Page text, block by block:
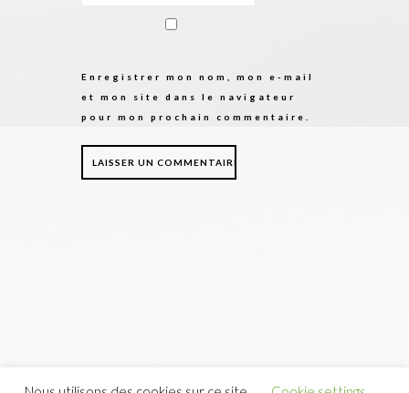
Enregistrer mon nom, mon e-mail
et mon site dans le navigateur
pour mon prochain commentaire.